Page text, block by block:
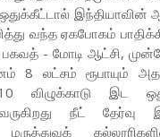
இந்தியாவின்
வந்த ஏகபோகம்
- மோடி ஆட்சி,
8 லட்சம் ரூபாயும்
விழுக்காடு இட
நீட் தேர்வு
மருத்துவக்